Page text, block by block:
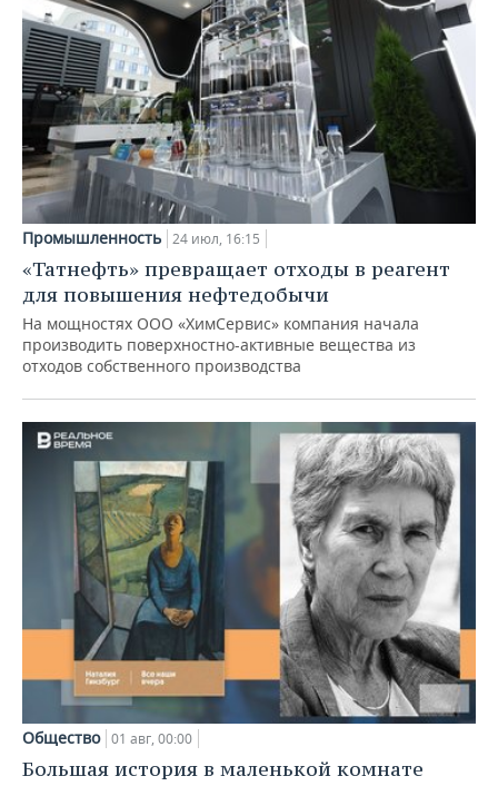
Промышленность 24 июл, 16:15
«Татнефть» превращает отходы в реагент
для повышения нефтедобычи
На мощностях ООО «ХимСервис» компания начала
производить поверхностно-активные вещества из
отходов собственного производства
Общество 01 авг, 00:00
Большая история в маленькой комнате